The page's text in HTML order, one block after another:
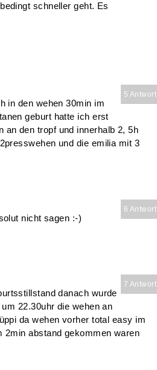
schneller geht. Es
5 Antwort
in den wehen 30min im
geburt hatte ich erst
an den tropf und innerhalb 2, 5h
und die emilia mit 3
6 Antwort
nicht sagen :-)
7 Antwort
danach wurde
22.30uhr die wehen an
da wehen vorher total easy im
2min abstand gekommen waren